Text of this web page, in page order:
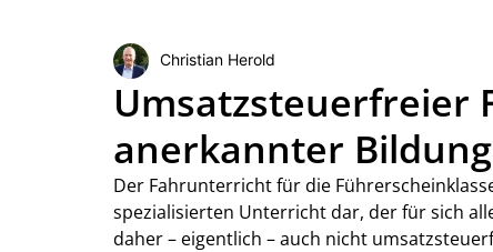
Christian Herold
Umsatzsteuerfreier
anerkannter
Der Fahrunterricht für die
spezialisierten Unterricht dar, der für sich
daher – eigentlich – auch nicht